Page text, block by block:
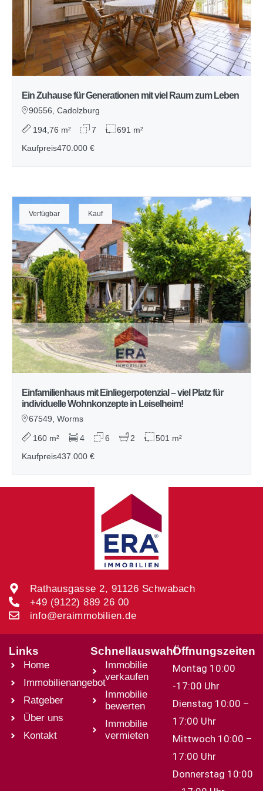
Ein Zuhause für Generationen mit viel Raum zum Leben
90556, Cadolzburg
194,76 m² 7
691 m²
Kaufpreis470.000 €
Verfügbar Kauf
Einfamilienhaus mit Einliegerpotenzial – viel Platz für
individuelle Wohnkonzepte in Leiselheim!
67549, Worms
160 m² 4 6 2
501 m²
Kaufpreis437.000 €
Rathausgasse 2, 91126 Schwabach
+49 (9122) 889 26 00
info@eraimmobilien.de
Links
Home
Immobilienangebot
Ratgeber
Über uns
Kontakt
Schnellauswahl
Immobilie
verkaufen
Immobilie
bewerten
Immobilie
vermieten
Öffnungszeiten
Montag 10:00
-17:00 Uhr
Dienstag 10:00 –
17:00 Uhr
Mittwoch 10:00 –
17:00 Uhr
Donnerstag 10:00